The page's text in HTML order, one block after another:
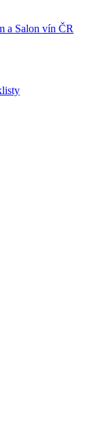
a Salon vín ČR